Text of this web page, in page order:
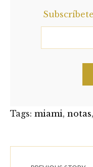
Tags: miami, notas,